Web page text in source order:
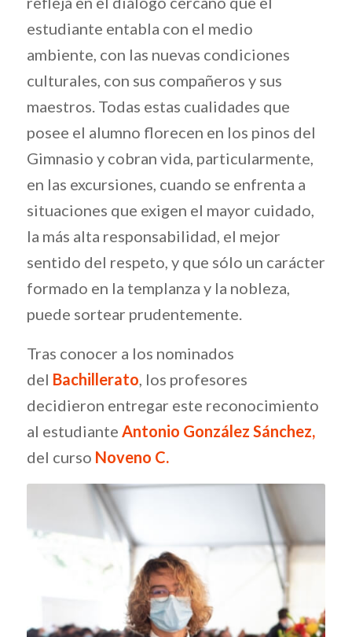
estudiante entabla con el medio
ambiente, con las nuevas condiciones
culturales, con sus compañeros y sus
maestros. Todas estas cualidades que
posee el alumno florecen en los pinos del
Gimnasio y cobran vida, particularmente,
en las excursiones, cuando se enfrenta a
situaciones que exigen el mayor cuidado,
la más alta responsabilidad, el mejor
sentido del respeto, y que sólo un carácter
formado en la templanza y la nobleza,
puede sortear prudentemente.
Tras conocer a los nominados
del Bachillerato , los profesores
decidieron entregar este reconocimiento
al estudiante Antonio González Sánchez,
del curso Noveno C.